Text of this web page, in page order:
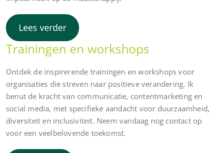
Lees verder
Trainingen en workshops
Ontdek de inspirerende trainingen en workshops voor
organisaties die streven naar positieve verandering. Ik
benut de kracht van communicatie, contentmarketing en
social media, met specifieke aandacht voor duurzaamheid,
diversiteit en inclusiviteit. Neem vandaag nog contact op
voor een veelbelovende toekomst.